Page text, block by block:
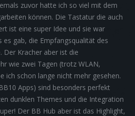
zuvor hatte ich so viel mit dem
können. Die Tastatur die auch
ist eine super Idee und sie war
es gab, die Empfangsqualität des
Der Kracher aber ist die
wie zwei Tagen (trotz WLAN,
ich schon lange nicht mehr gesehen.
Apps) sind besonders perfekt
dunklen Themes und die Integration
Der BB Hub aber ist das Highlight,